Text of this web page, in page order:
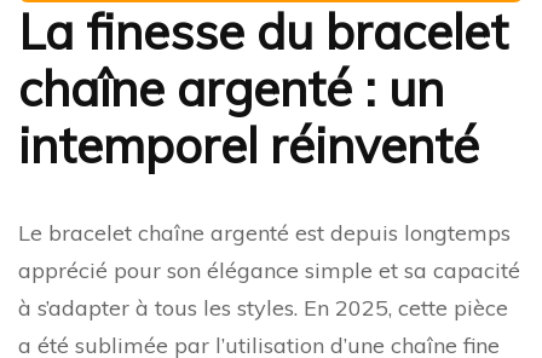
La finesse du bracelet
chaîne argenté : un
intemporel réinventé
Le bracelet chaîne argenté est depuis longtemps
apprécié pour son élégance simple et sa capacité
à s’adapter à tous les styles. En 2025, cette pièce
a été sublimée par l’utilisation d’une chaîne fine